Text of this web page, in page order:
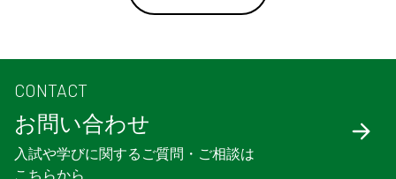
CONTACT
お問い合わせ
入試や学びに関するご質問・ご相談は
こちらから